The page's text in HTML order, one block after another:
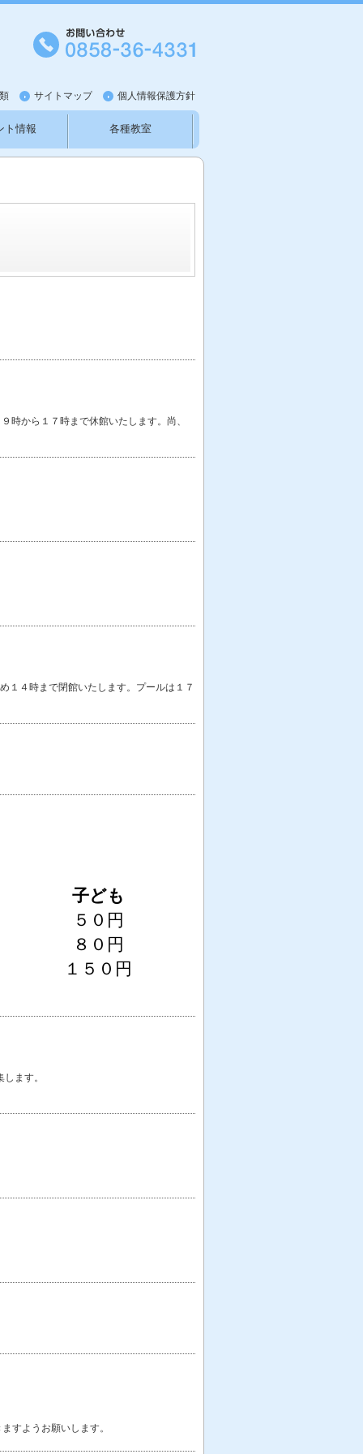
個人情報保護方針
サイトマップ
ト情報 各種教室
らせ 新型コロナウイルス
時から１７時まで休館いたします。尚、
１４時まで閉館いたします。プールは１７
子ども
５０円
８０円
１５０円
ます。
すようお願いします。